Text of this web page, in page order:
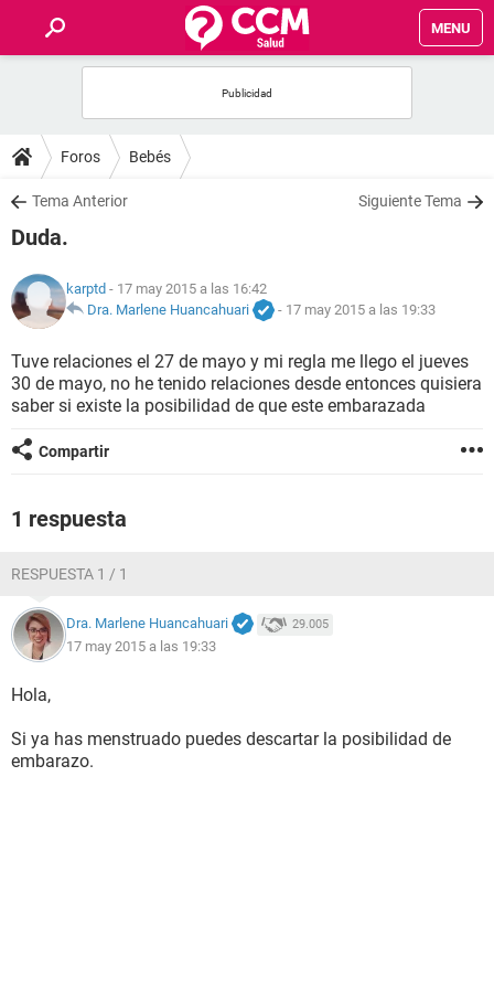
MENU
FOROS
SALUD
NUTRICIÓN
BIENESTAR
Foros Bebés
Tema Anterior Siguiente Tema
Duda.
karptd - 17 may 2015 a las 16:42
Dra. Marlene Huancahuari
- 17 may 2015 a las 19:33
Tuve relaciones el 27 de mayo y mi regla me llego el jueves
30 de mayo, no he tenido relaciones desde entonces quisiera
saber si existe la posibilidad de que este embarazada
Compartir
1 respuesta
RESPUESTA 1 / 1
Dra. Marlene Huancahuari 29.005
17 may 2015 a las 19:33
Hola,
Si ya has menstruado puedes descartar la posibilidad de
embarazo.